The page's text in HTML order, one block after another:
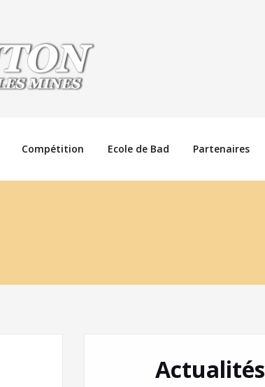
Compétition Ecole de Bad Partenaires
Actualités